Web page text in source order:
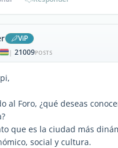
ViP
| 21009POSTS
al Foro, ¿qué deseas
que es la ciudad más
social y cultura.